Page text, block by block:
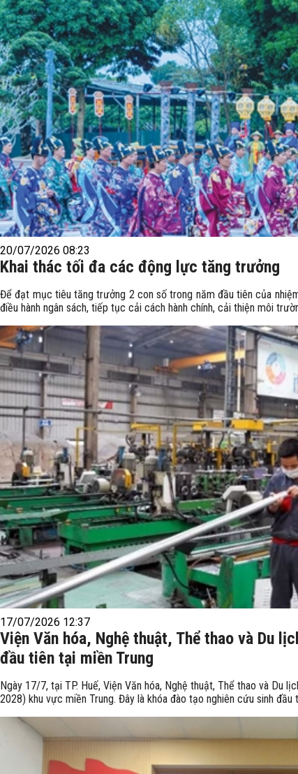
20/07/2026 08:23
Khai thác tối đa các động lực tăng trưởng
Để đạt mục tiêu tăng trưởng 2 con số trong năm đầu tiên của
điều hành ngân sách, tiếp tục cải cách hành chính, cải thiện môi
17/07/2026 12:37
Viện Văn hóa, Nghệ thuật, Thể thao và Du
đầu tiên tại miền Trung
Ngày 17/7, tại TP. Huế, Viện Văn hóa, Nghệ thuật, Thể thao và Du
2028) khu vực miền Trung. Đây là khóa đào tạo nghiên cứu sinh đầu